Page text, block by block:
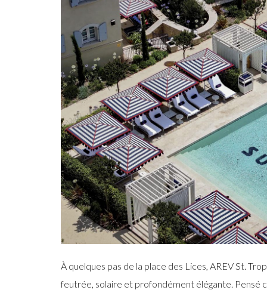
À quelques pas de la place des Lices, AREV St.
feutrée, solaire et profondément élégante. Pensé